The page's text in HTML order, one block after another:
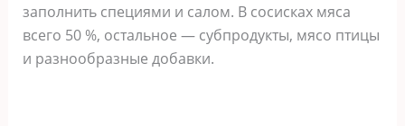
заполнить специями и салом. В сосисках мяса
всего 50 %, остальное — субпродукты, мясо птицы
и разнообразные добавки.